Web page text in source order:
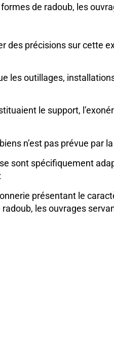
de radoub, les
des précisions sur cette
les outillages,
le support,
n’est pas prévue par
sont spécifiquement
présentant le
les ouvrages